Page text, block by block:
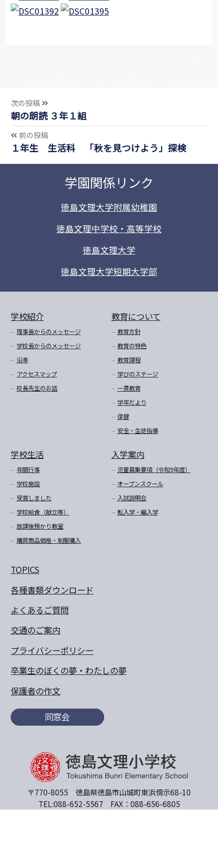
次の投稿
朝の朗読 ３年１組
前の投稿
１年生 生活科 「秋を見つけよう」探検
学園関係リンク
徳島文理大学附属幼稚園
徳島文理中学校・高等学校
徳島文理大学
徳島文理大学短期大学部
学校紹介
理事長からのメッセージ
学校長からのメッセージ
沿革
アクセスマップ
校長先生のお話
教育について
教育方針
教育の特色
教育課程
学びのステージ
一貫教育
学年だより
保健
安全・生徒指導
学校生活
年間行事
学校施設
受賞しました
学校給食（献立等）
放課後預かり教室
購買商品価格・制服購入
入学案内
児童募集要項（令和9年度）
オープンスクール
入試説明会
転入学・編入学
TOPICS
各種書類ダウンロード
よくあるご質問
交通のご案内
プライバシーポリシー
卒業生のぼくの夢・わたしの夢
保護者の作文
同窓会
〒770-8055 徳島県徳島市山城町東浜傍示68-10
TEL:088-652-5567 FAX：088-656-6805